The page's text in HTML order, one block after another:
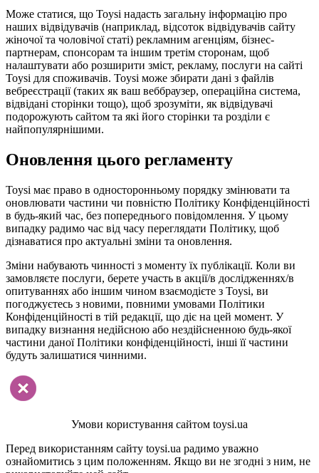
Може статися, що Toysi надасть загальну інформацію про
наших відвідувачів (наприклад, відсоток відвідувачів сайту
жіночої та чоловічої статі) рекламним агенціям, бізнес-
партнерам, спонсорам та іншим третім сторонам, щоб
налаштувати або розширити зміст, рекламу, послуги на сайті
Toysi для споживачів. Toysi може збирати дані з файлів
вебреєстрації (таких як ваш веббраузер, операційна система,
відвідані сторінки тощо), щоб зрозуміти, як відвідувачі
подорожують сайтом та які його сторінки та розділи є
найпопулярнішими.
Оновлення цього регламенту
Toysi має право в односторонньому порядку змінювати та
оновлювати частини чи повністю Політику Конфіденційності
в будь-який час, без попереднього повідомлення. У цьому
випадку радимо час від часу переглядати Політику, щоб
дізнаватися про актуальні зміни та оновлення.
Зміни набувають чинності з моменту їх публікації. Коли ви
замовляєте послуги, берете участь в акції/в дослідженнях/в
опитуваннях або іншим чином взаємодієте з Toysi, ви
погоджуєтесь з новими, повними умовами Політики
Конфіденційності в тій редакції, що діє на цей момент. У
випадку визнання недійсною або нездійсненною будь-якої
частини даної Політики конфіденційності, інші її частини
будуть залишатися чинними.
Умови користування сайтом toysi.ua
Перед використанням сайту toysi.ua радимо уважно
ознайомитись з цим положенням. Якщо ви не згодні з ним, не